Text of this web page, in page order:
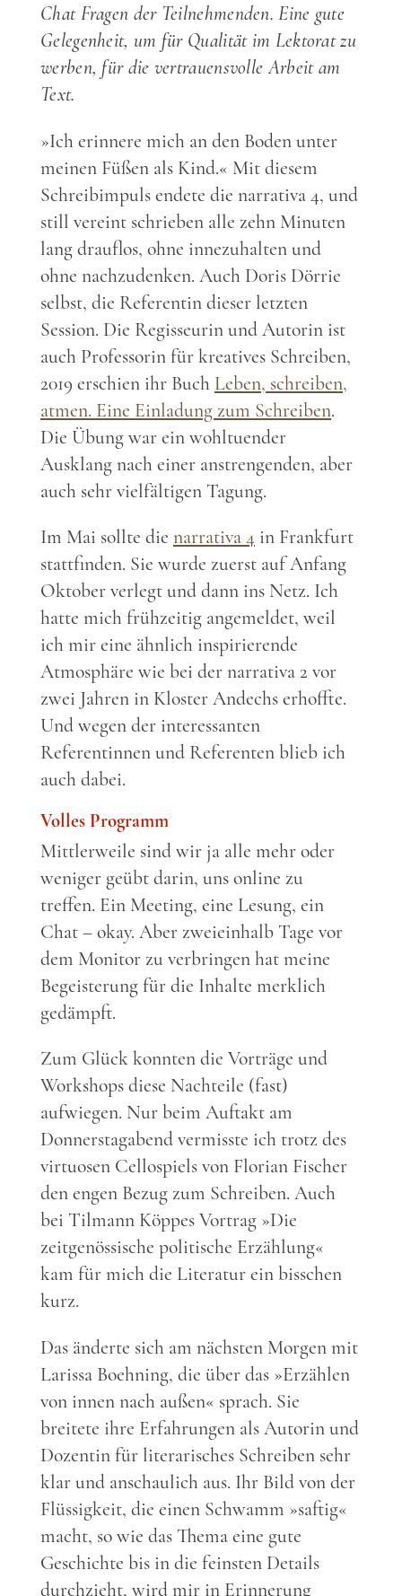
Chat Fragen der Teilnehmenden. Eine gute
Gelegenheit, um für Qualität im Lektorat zu
werben, für die vertrauensvolle Arbeit am
Text.
»Ich erinnere mich an den Boden unter
meinen Füßen als Kind.« Mit diesem
Schreibimpuls endete die narrativa 4, und
still vereint schrieben alle zehn Minuten
lang drauflos, ohne innezuhalten und
ohne nachzudenken. Auch Doris Dörrie
selbst, die Referentin dieser letzten
Session. Die Regisseurin und Autorin ist
auch Professorin für kreatives Schreiben,
2019 erschien ihr Buch Leben, schreiben,
atmen. Eine Einladung zum Schreiben.
Die Übung war ein wohltuender
Ausklang nach einer anstrengenden, aber
auch sehr vielfältigen Tagung.
Im Mai sollte die narrativa 4 in Frankfurt
stattfinden. Sie wurde zuerst auf Anfang
Oktober verlegt und dann ins Netz. Ich
hatte mich frühzeitig angemeldet, weil
ich mir eine ähnlich inspirierende
Atmosphäre wie bei der narrativa 2 vor
zwei Jahren in Kloster Andechs erhoffte.
Und wegen der interessanten
Referentinnen und Referenten blieb ich
auch dabei.
Volles Programm
Mittlerweile sind wir ja alle mehr oder
weniger geübt darin, uns online zu
treffen. Ein Meeting, eine Lesung, ein
Chat – okay. Aber zweieinhalb Tage vor
dem Monitor zu verbringen hat meine
Begeisterung für die Inhalte merklich
gedämpft.
Zum Glück konnten die Vorträge und
Workshops diese Nachteile (fast)
aufwiegen. Nur beim Auftakt am
Donnerstagabend vermisste ich trotz des
virtuosen Cellospiels von Florian Fischer
den engen Bezug zum Schreiben. Auch
bei Tilmann Köppes Vortrag »Die
zeitgenössische politische Erzählung«
kam für mich die Literatur ein bisschen
kurz.
Das änderte sich am nächsten Morgen mit
Larissa Boehning, die über das »Erzählen
von innen nach außen« sprach. Sie
breitete ihre Erfahrungen als Autorin und
Dozentin für literarisches Schreiben sehr
klar und anschaulich aus. Ihr Bild von der
Flüssigkeit, die einen Schwamm »saftig«
macht, so wie das Thema eine gute
Geschichte bis in die feinsten Details
durchzieht, wird mir in Erinnerung